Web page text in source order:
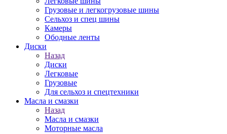
Грузовые и легкогрузовые шины
Сельхоз и спец шины
Камеры
Ободные ленты
Диски
Назад
Диски
Легковые
Грузовые
Для сельхоз и спецтехники
Масла и смазки
Назад
Масла и смазки
Моторные масла